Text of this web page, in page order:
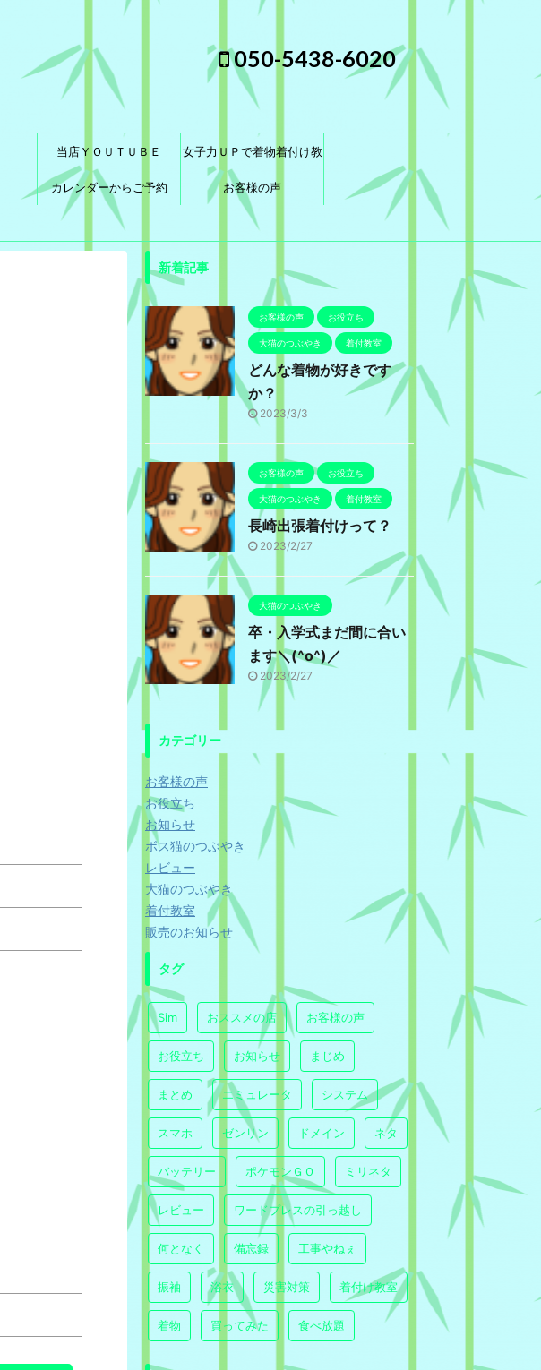
050-5438-6020
当店ＹＯＵＴＵＢＥ 女子力ＵＰで着物着付け教
室に通おう！
カレンダーからご予約 お客様の声
新着記事
お客様の声 お役立ち
大猫のつぶやき 着付教室
どんな着物が好きです
か？
2023/3/3
お客様の声 お役立ち
大猫のつぶやき 着付教室
長崎出張着付けって？
2023/2/27
大猫のつぶやき
卒・入学式まだ間に合い
ます＼(^o^)／
2023/2/27
カテゴリー
お客様の声
お役立ち
お知らせ
ボス猫のつぶやき
レビュー
大猫のつぶやき
着付教室
販売のお知らせ
タグ
Sim おススメの店 お客様の声
お役立ち お知らせ まじめ
まとめ エミュレータ システム
スマホ ゼンリン ドメイン ネタ
バッテリー ポケモンＧＯ ミリネタ
レビュー ワードプレスの引っ越し
何となく 備忘録 工事やねぇ
振袖 浴衣 災害対策 着付け教室
着物 買ってみた 食べ放題